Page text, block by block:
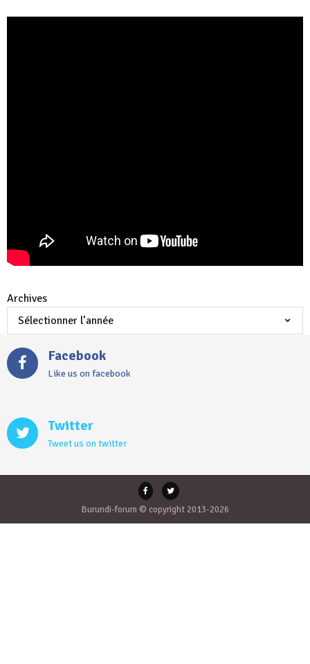
Archives
Facebook
Like us on facebook
Twitter
Tweet us on twitter
Burundi-forum © copyright 2013-2026